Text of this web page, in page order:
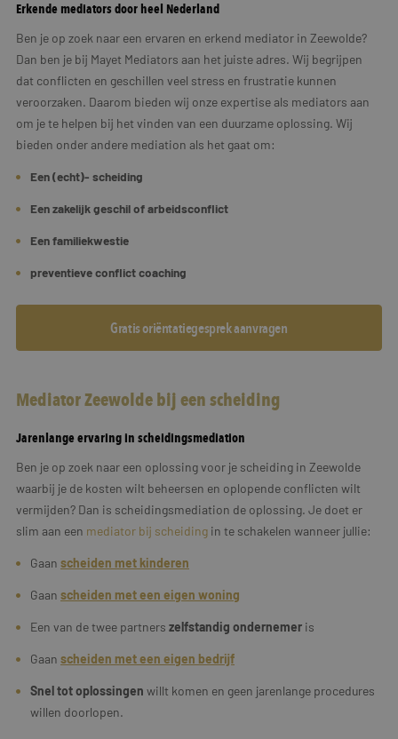
Erkende mediators door heel Nederland
Ben je op zoek naar een ervaren en erkend mediator in Zeewolde?
Dan ben je bij Mayet Mediators aan het juiste adres. Wij begrijpen
dat conflicten en geschillen veel stress en frustratie kunnen
veroorzaken. Daarom bieden wij onze expertise als mediators aan
om je te helpen bij het vinden van een duurzame oplossing. Wij
bieden onder andere mediation als het gaat om:
Een (echt)- scheiding
Een zakelijk geschil of arbeidsconflict
Een familiekwestie
preventieve conflict coaching
Gratis oriëntatiegesprek aanvragen
Mediator Zeewolde bij een scheiding
Jarenlange ervaring in scheidingsmediation
Ben je op zoek naar een oplossing voor je scheiding in Zeewolde
waarbij je de kosten wilt beheersen en oplopende conflicten wilt
vermijden? Dan is scheidingsmediation de oplossing. Je doet er
slim aan een mediator bij scheiding in te schakelen wanneer jullie:
Gaan scheiden met kinderen
Gaan scheiden met een eigen woning
Een van de twee partners zelfstandig ondernemer is
Gaan scheiden met een eigen bedrijf
Snel tot oplossingen willt komen en geen jarenlange procedures
willen doorlopen.